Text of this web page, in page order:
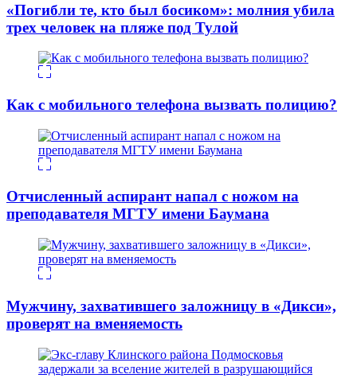
«Погибли те, кто был босиком»: молния убила
трех человек на пляже под Тулой
Как с мобильного телефона вызвать полицию?
Отчисленный аспирант напал с ножом на
преподавателя МГТУ имени Баумана
Мужчину, захватившего заложницу в «Дикси»,
проверят на вменяемость